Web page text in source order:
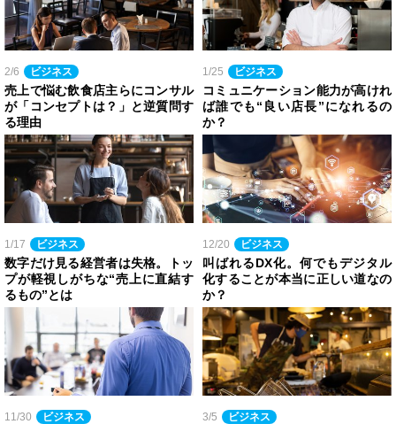
2/6 ビジネス
売上で悩む飲食店主らにコンサル
が「コンセプトは？」と逆質問す
る理由
1/25 ビジネス
コミュニケーション能力が高けれ
ば誰でも“良い店長”になれるの
か？
1/17 ビジネス
数字だけ見る経営者は失格。トッ
プが軽視しがちな“売上に直結す
るもの”とは
12/20 ビジネス
叫ばれるDX化。何でもデジタル
化することが本当に正しい道なの
か？
11/30 ビジネス 3/5 ビジネス